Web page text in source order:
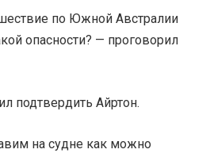
по Южной Австралии
опасности? — проговорил
подтвердить Айртон.
на судне как можно